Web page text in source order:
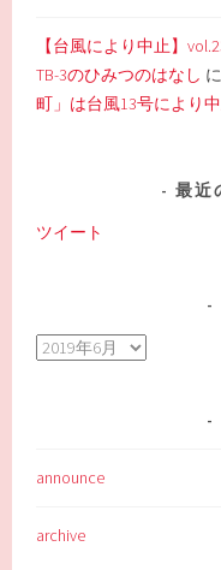
【台風により中止】
TB-3のひみつのはなし
町」は台風13号により中
最近
ツイート
ア
announce
archive